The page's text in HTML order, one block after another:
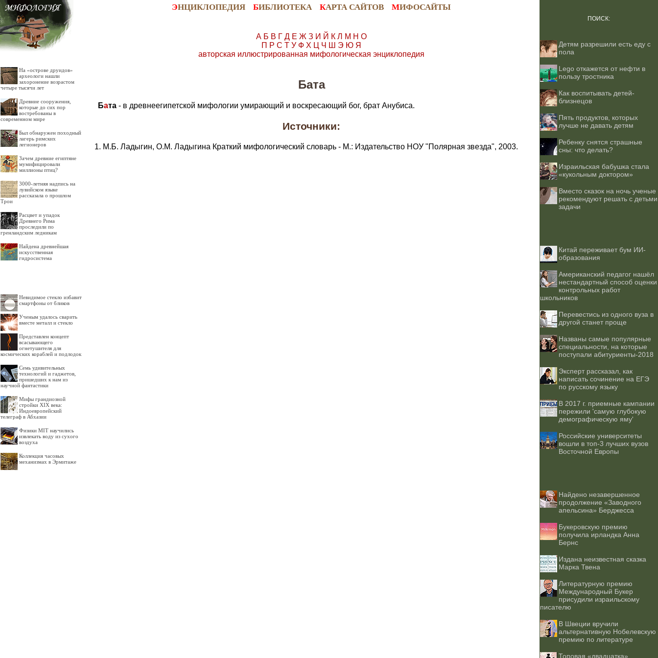
ЭНЦИКЛОПЕДИЯ БИБЛИОТЕКА КАРТА САЙТОВ МИФОСАЙТЫ
На «острове друидов»
археологи нашли
захоронение возрастом
четыре тысячи лет
Древние сооружения,
которые до сих пор
востребованы в
современном мире
Был обнаружен походный
лагерь римских
легионеров
Зачем древние египтяне
мумифицировали
миллионы птиц?
3000-летняя надпись на
лувийском языке
рассказала о прошлом
Трои
Расцвет и упадок
Древнего Рима
проследили по
гренландским ледникам
Найдена древнейшая
искусственная
гидросистема
Невидимое стекло избавит
смартфоны от бликов
Ученым удалось сварить
вместе металл и стекло
Представлен концепт
всасывающего
огнетушителя для
космических кораблей и подлодок
Семь удивительных
технологий и гаджетов,
пришедших к нам из
научной фантастики
Мифы грандиозной
стройки XIX века:
Индоевропейский
телеграф в Абхазии
Физики MIT научились
извлекать воду из сухого
воздуха
Коллекция часовых
механизмах в Эрмитаже
А Б В Г Д Е Ж З И Й К Л М Н О
П Р С Т У Ф Х Ц Ч Ш Э Ю Я
авторская иллюстрированная мифологическая энциклопедия
Бата
Бата - в древнеегипетской мифологии умирающий и воскресающий бог, брат Анубиса.
Источники:
М.Б. Ладыгин, О.М. Ладыгина Краткий мифологический словарь - М.: Издательство НОУ "Полярная звезда", 2003.
ПОИСК:
Детям разрешили есть еду с
пола
Lego откажется от нефти в
пользу тростника
Как воспитывать детей-
близнецов
Пять продуктов, которых
лучше не давать детям
Ребенку снятся страшные
сны: что делать?
Израильская бабушка стала
«кукольным доктором»
Вместо сказок на ночь ученые
рекомендуют решать с детьми
задачи
Китай переживает бум ИИ-
образования
Американский педагог нашёл
нестандартный способ оценки
контрольных работ
школьников
Перевестись из одного вуза в
другой станет проще
Названы самые популярные
специальности, на которые
поступали абитуриенты-2018
Эксперт рассказал, как
написать сочинение на ЕГЭ
по русскому языку
В 2017 г. приемные кампании
пережили 'самую глубокую
демографическую яму'
Российские университеты
вошли в топ-3 лучших вузов
Восточной Европы
Найдено незавершенное
продолжение «Заводного
апельсина» Берджесса
Букеровскую премию
получила ирландка Анна
Бернс
Издана неизвестная сказка
Марка Твена
Литературную премию
Международный Букер
присудили израильскому
писателю
В Швеции вручили
альтернативную Нобелевскую
премию по литературе
Топовая «двадцатка»